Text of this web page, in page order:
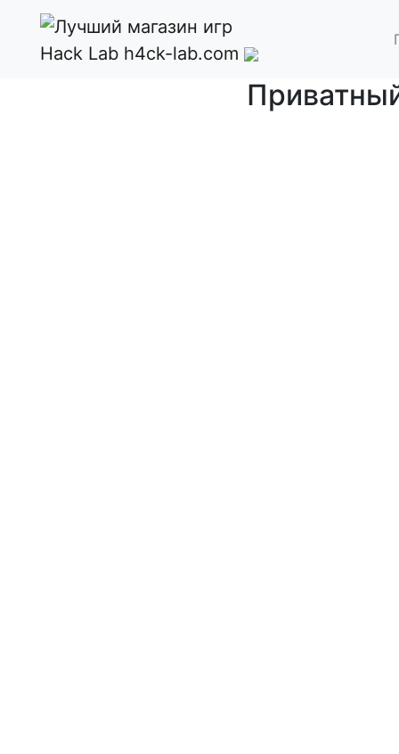
Hack Lab h4ck-lab.com